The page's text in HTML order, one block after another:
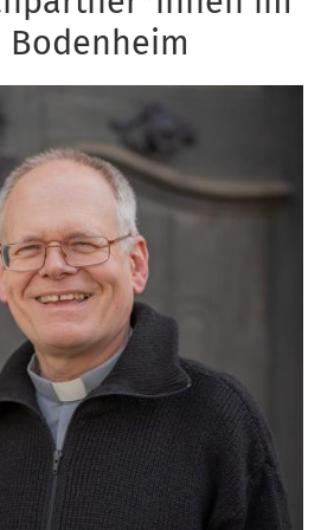
Bodenheim